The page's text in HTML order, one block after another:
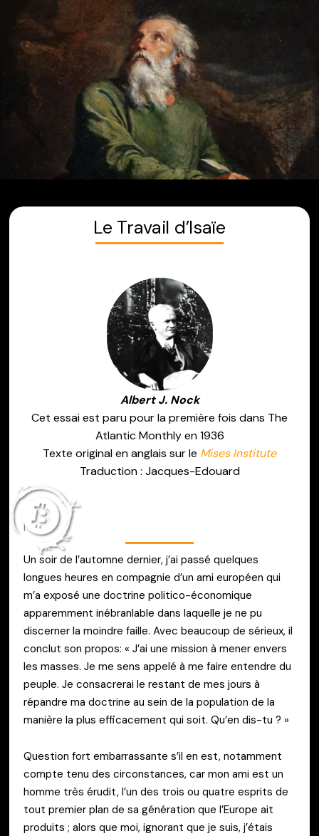
contenu
Le Travail d’Isaïe
Albert J. Nock
Cet essai est paru pour la première fois dans The
Atlantic Monthly en 1936
Texte original en anglais sur le Mises Institute
Traduction : Jacques-Edouard
I
Un soir de l’automne dernier, j’ai passé quelques
longues heures en compagnie d’un ami européen qui
m’a exposé une doctrine politico-économique
apparemment inébranlable dans laquelle je ne pu
discerner la moindre faille. Avec beaucoup de sérieux, il
conclut son propos: « J’ai une mission à mener envers
les masses. Je me sens appelé à me faire entendre du
peuple. Je consacrerai le restant de mes jours à
répandre ma doctrine au sein de la population de la
manière la plus efficacement qui soit. Qu’en dis-tu ? »
Question fort embarrassante s’il en est, notamment
compte tenu des circonstances, car mon ami est un
homme très érudit, l’un des trois ou quatre esprits de
tout premier plan de sa génération que l’Europe ait
produits ; alors que moi, ignorant que je suis, j’étais